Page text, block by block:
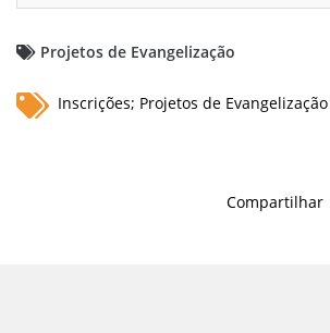
Projetos de Evangelização
Inscrições; Projetos de Evangelização
Compartilhar